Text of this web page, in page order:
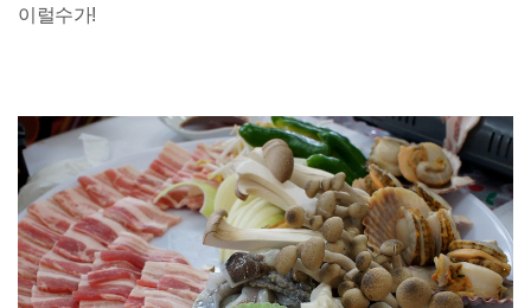
이럴수가!